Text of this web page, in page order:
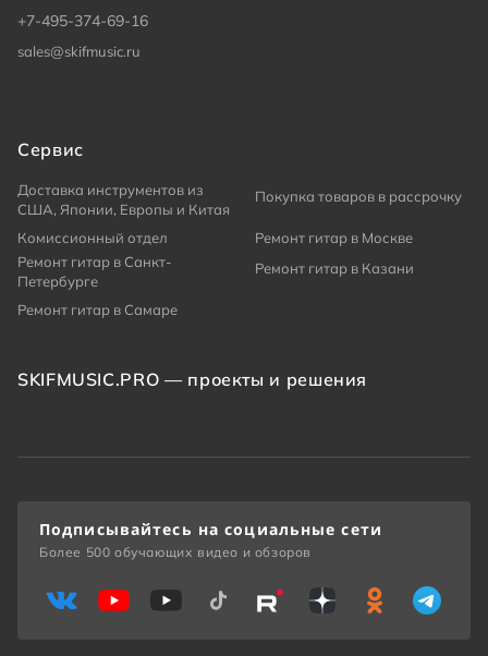
+7-495-374-69-16
sales@skifmusic.ru
Сервис
Доставка инструментов из
США, Японии, Европы и Китая
Покупка товаров в рассрочку
Комиссионный отдел
Ремонт гитар в Москве
Ремонт гитар в Санкт-
Петербурге
Ремонт гитар в Казани
Ремонт гитар в Самаре
SKIFMUSIC.PRO — проекты и решения
Подписывайтесь на социальные сети
Более 500 обучающих видео и обзоров